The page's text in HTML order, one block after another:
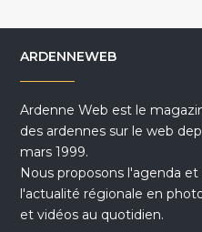
ARDENNEWEB
Ardenne Web est le
des ardennes sur le web
mars 1999.
Nous proposons l'agenda et
l'actualité régionale en
et vidéos au quotidien.